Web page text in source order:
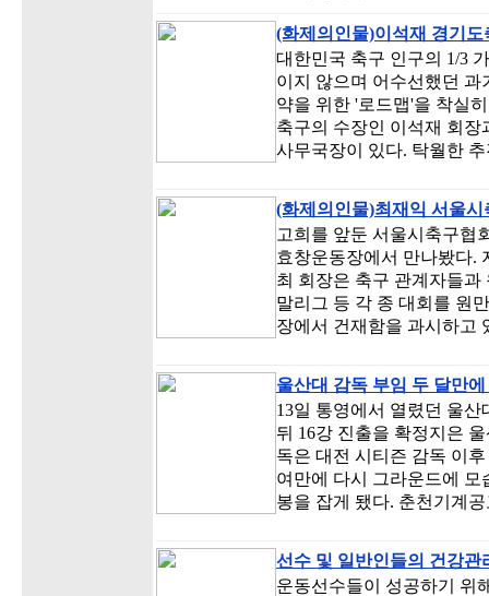
(화제의인물)이석재 경기
대한민국 축구 인구의 1/3
이지 않으며 어수선했던
약을 위한 '로드맵'을 착실
축구의 수장인 이석재 회
사무국장이 있다. 탁월한
(화제의인물)최재익 서울
고희를 앞둔 서울시축구협
효창운동장에서 만나봤다.
최 회장은 축구 관계자들
말리그 등 각 종 대회를 원
장에서 건재함을 과시하고
울산대 감독 부임 두 달만
13일 통영에서 열렸던 울
뒤 16강 진출을 확정지은
독은 대전 시티즌 감독 이
여만에 다시 그라운드에
봉을 잡게 됐다. 춘천기계
선수 및 일반인들의 건강
운동선수들이 성공하기 위